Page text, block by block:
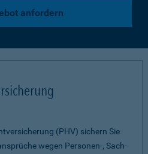
anfordern
(PHV) sichern Sie
wegen Personen-, Sach-